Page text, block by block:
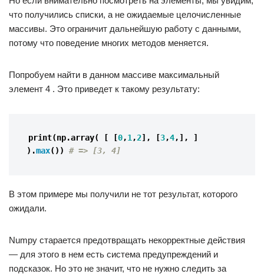
что получились списки, а не ожидаемые целочисленные
массивы. Это ограничит дальнейшую работу с данными,
потому что поведение многих методов меняется.
Попробуем найти в данном массиве максимальный
элемент 4 . Это приведет к такому результату:
print(np.array( [ [0,1 ,2], [3,4,],
]
).max()) # => [3, 4]
В этом примере мы получили не тот результат, которого
ожидали.
Numpy старается предотвращать некорректные действия
— для этого в нем есть система предупреждений и
подсказок. Но это не значит, что не нужно следить за